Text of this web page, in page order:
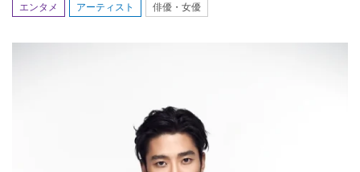
エンタメ アーティスト 俳優・女優